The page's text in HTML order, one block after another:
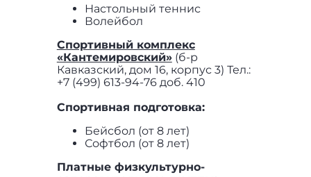
Настольный теннис
Волейбол
Спортивный комплекс
«Кантемировский»(б-р
Кавказский, дом 16, корпус 3) Тел.:
+7 (499) 613-94-76 доб. 410
Спортивная подготовка:
Бейсбол (от 8 лет)
Софтбол (от 8 лет)
Платные физкультурно-